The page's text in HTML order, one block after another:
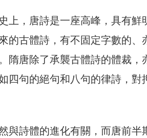
上，唐詩是一座高峰，具有鮮
的古體詩，有不固定字數的、
隋唐除了承襲古體詩的體裁，
四句的絕句和八句的律詩，對
與詩體的進化有關，而唐前半